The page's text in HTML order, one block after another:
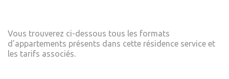
Vous trouverez ci-dessous tous les formats
d'appartements présents dans cette résidence service et
les tarifs associés.